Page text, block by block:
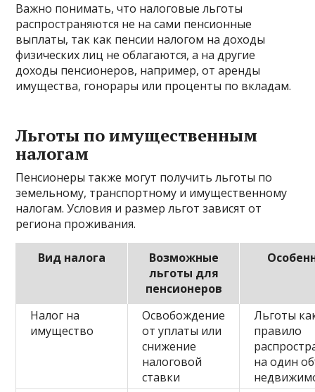
Важно понимать, что налоговые льготы
распространяются не на сами пенсионные
выплаты, так как пенсии налогом на доходы
физических лиц не облагаются, а на другие
доходы пенсионеров, например, от аренды
имущества, гонорары или проценты по вкладам.
Льготы по имущественным
налогам
Пенсионеры также могут получить льготы по
земельному, транспортному и имущественному
налогам. Условия и размер льгот зависят от
региона проживания.
Вид налога
Возможные
льготы для
пенсионеров
Налог на
имущество
Освобождение
от уплаты или
снижение
налоговой
ставки
Льготы
правило
на один